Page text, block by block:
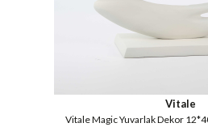
Vitale
Vitale Magic Yuvarlak Dekor